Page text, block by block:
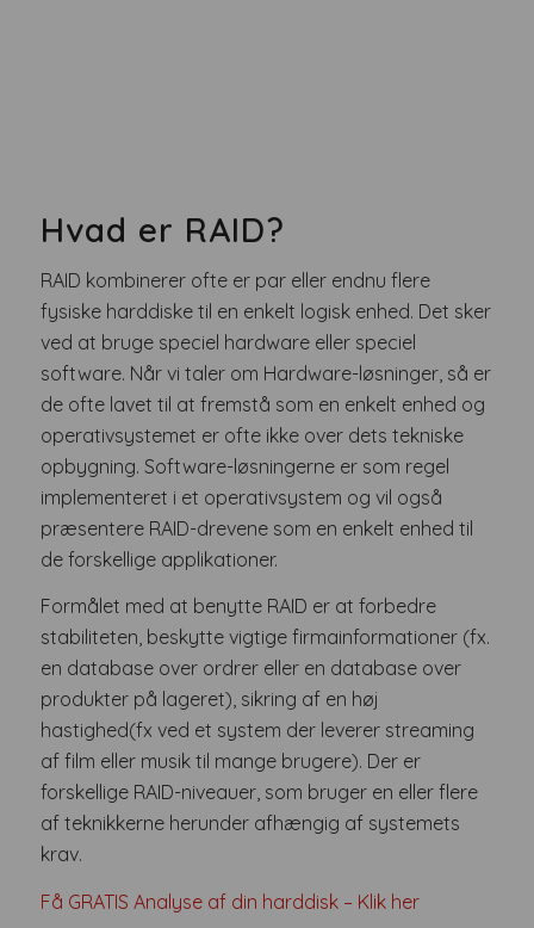
Hvad er RAID?
RAID kombinerer ofte er par eller endnu flere
fysiske harddiske til en enkelt logisk enhed. Det sker
ved at bruge speciel hardware eller speciel
software. Når vi taler om Hardware-løsninger, så er
de ofte lavet til at fremstå som en enkelt enhed og
operativsystemet er ofte ikke over dets tekniske
opbygning. Software-løsningerne er som regel
implementeret i et operativsystem og vil også
præsentere RAID-drevene som en enkelt enhed til
de forskellige applikationer.
Formålet med at benytte RAID er at forbedre
stabiliteten, beskytte vigtige firmainformationer (fx.
en database over ordrer eller en database over
produkter på lageret), sikring af en høj
hastighed(fx ved et system der leverer streaming
af film eller musik til mange brugere). Der er
forskellige RAID-niveauer, som bruger en eller flere
af teknikkerne herunder afhængig af systemets
krav.
Få GRATIS Analyse af din harddisk – Klik her